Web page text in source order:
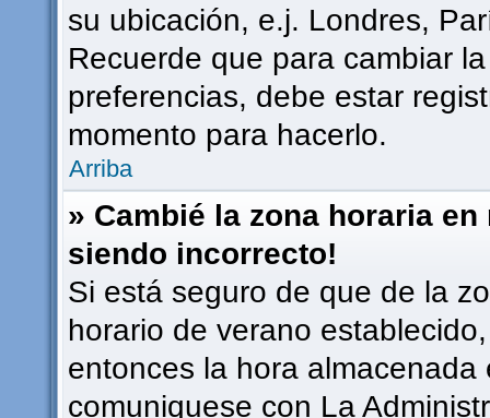
su ubicación, e.j. Londres,
Recuerde que para cambiar
preferencias, debe estar
momento para hacerlo.
Arriba
» Cambié la zona horaria
siendo incorrecto!
Si está seguro de que de la
horario de verano
entonces la hora
comuniquese con La